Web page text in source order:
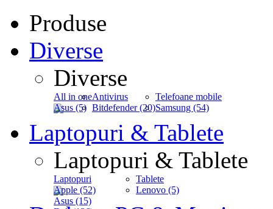
Produse
Diverse
Diverse
All in one
Asus (5)
Antivirus
Bitdefender (20)
Telefoane mobile
Samsung (54)
Laptopuri & Tablete
Laptopuri & Tablete
Laptopuri
Apple (52)
Asus (15)
Tablete
Lenovo (5)